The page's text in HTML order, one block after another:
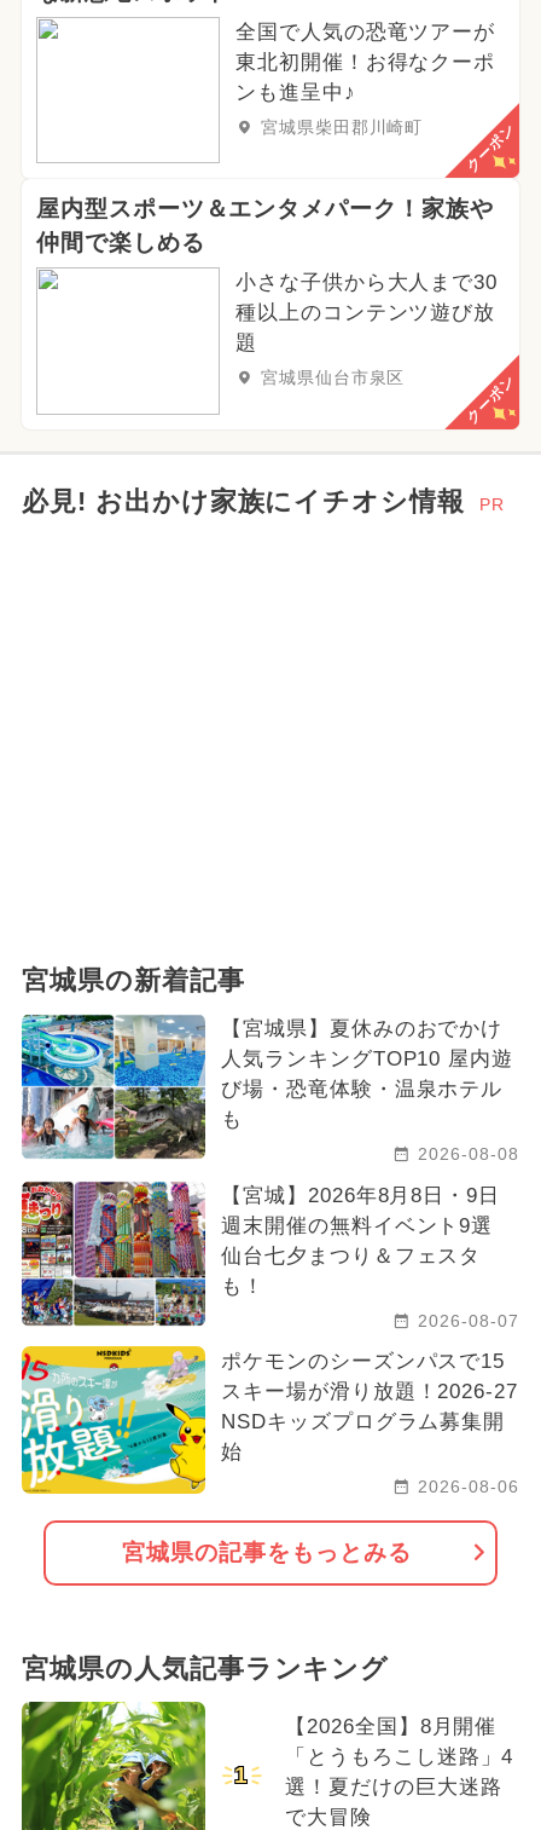
全国で人気の恐竜ツアーが
東北初開催！お得なクーポ
ンも進呈中♪
宮城県柴田郡川崎町 クーポン
屋内型スポーツ＆エンタメパーク！家族や
仲間で楽しめる
小さな子供から大人まで30
種以上のコンテンツ遊び放
題
宮城県仙台市泉区 クーポン
必見! お出かけ家族にイチオシ情報 PR
宮城県の新着記事
【宮城県】夏休みのおでかけ
人気ランキングTOP10 屋内遊
び場・恐竜体験・温泉ホテル
も
2026-08-08
【宮城】2026年8月8日・9日
週末開催の無料イベント9選
仙台七夕まつり＆フェスタ
も！
2026-08-07
ポケモンのシーズンパスで15
スキー場が滑り放題！2026-27
NSDキッズプログラム募集開
始
2026-08-06
宮城県の記事をもっとみる
宮城県の人気記事ランキング
1
【2026全国】8月開催
「とうもろこし迷路」4
選！夏だけの巨大迷路
で大冒険